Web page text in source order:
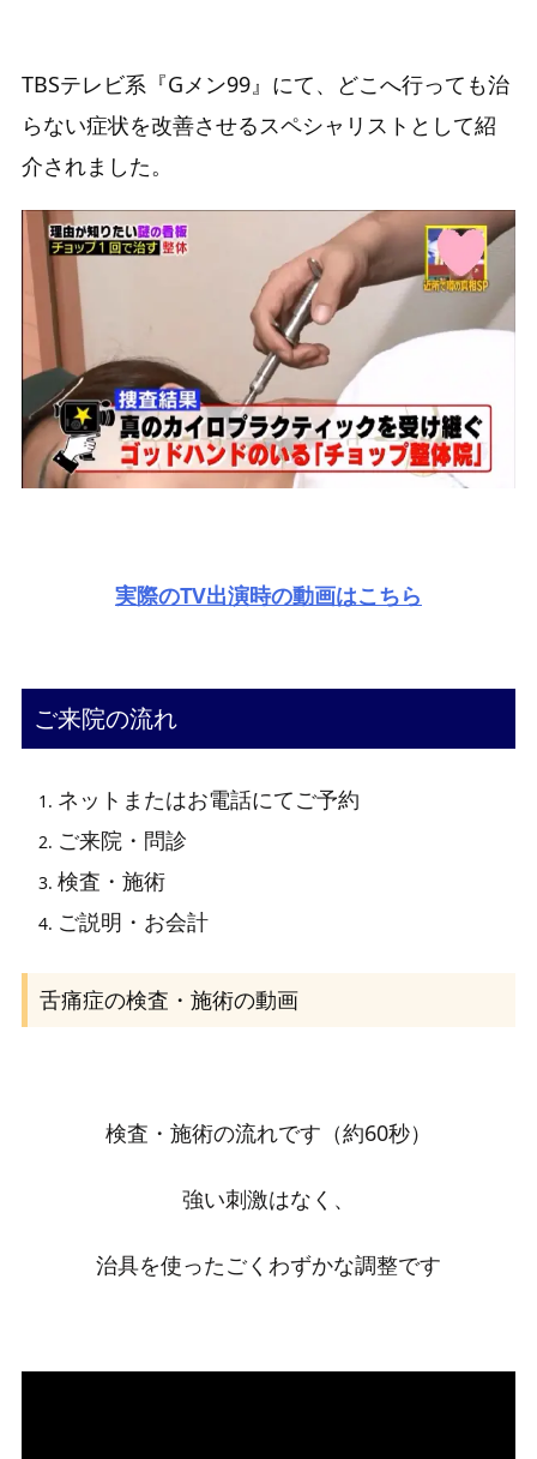
TBSテレビ系『Gメン99』にて、どこへ行っても治
らない症状を改善させるスペシャリストとして紹
介されました。
実際のTV出演時の動画はこちら
ご来院の流れ
ネットまたはお電話にてご予約
ご来院・問診
検査・施術
ご説明・お会計
舌痛症の検査・施術の動画
検査・施術の流れです （約60秒）
強い刺激はなく、
治具を使ったごくわずかな調整です